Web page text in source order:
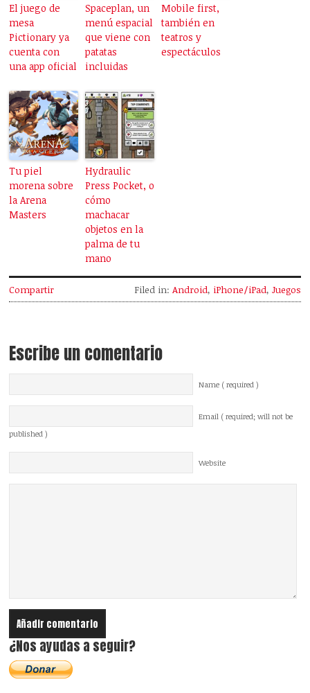
El juego de
mesa
Pictionary ya
cuenta con
una app oficial
Spaceplan, un
menú espacial
que viene con
patatas
incluidas
Mobile first,
también en
teatros y
espectáculos
Tu piel
morena sobre
la Arena
Masters
Hydraulic
Press Pocket, o
cómo
machacar
objetos en la
palma de tu
mano
Compartir Filed in: Android, iPhone/iPad, Juegos
Escribe un comentario
Name ( required )
Email ( required; will not be
published )
Website
¿Nos ayudas a seguir?